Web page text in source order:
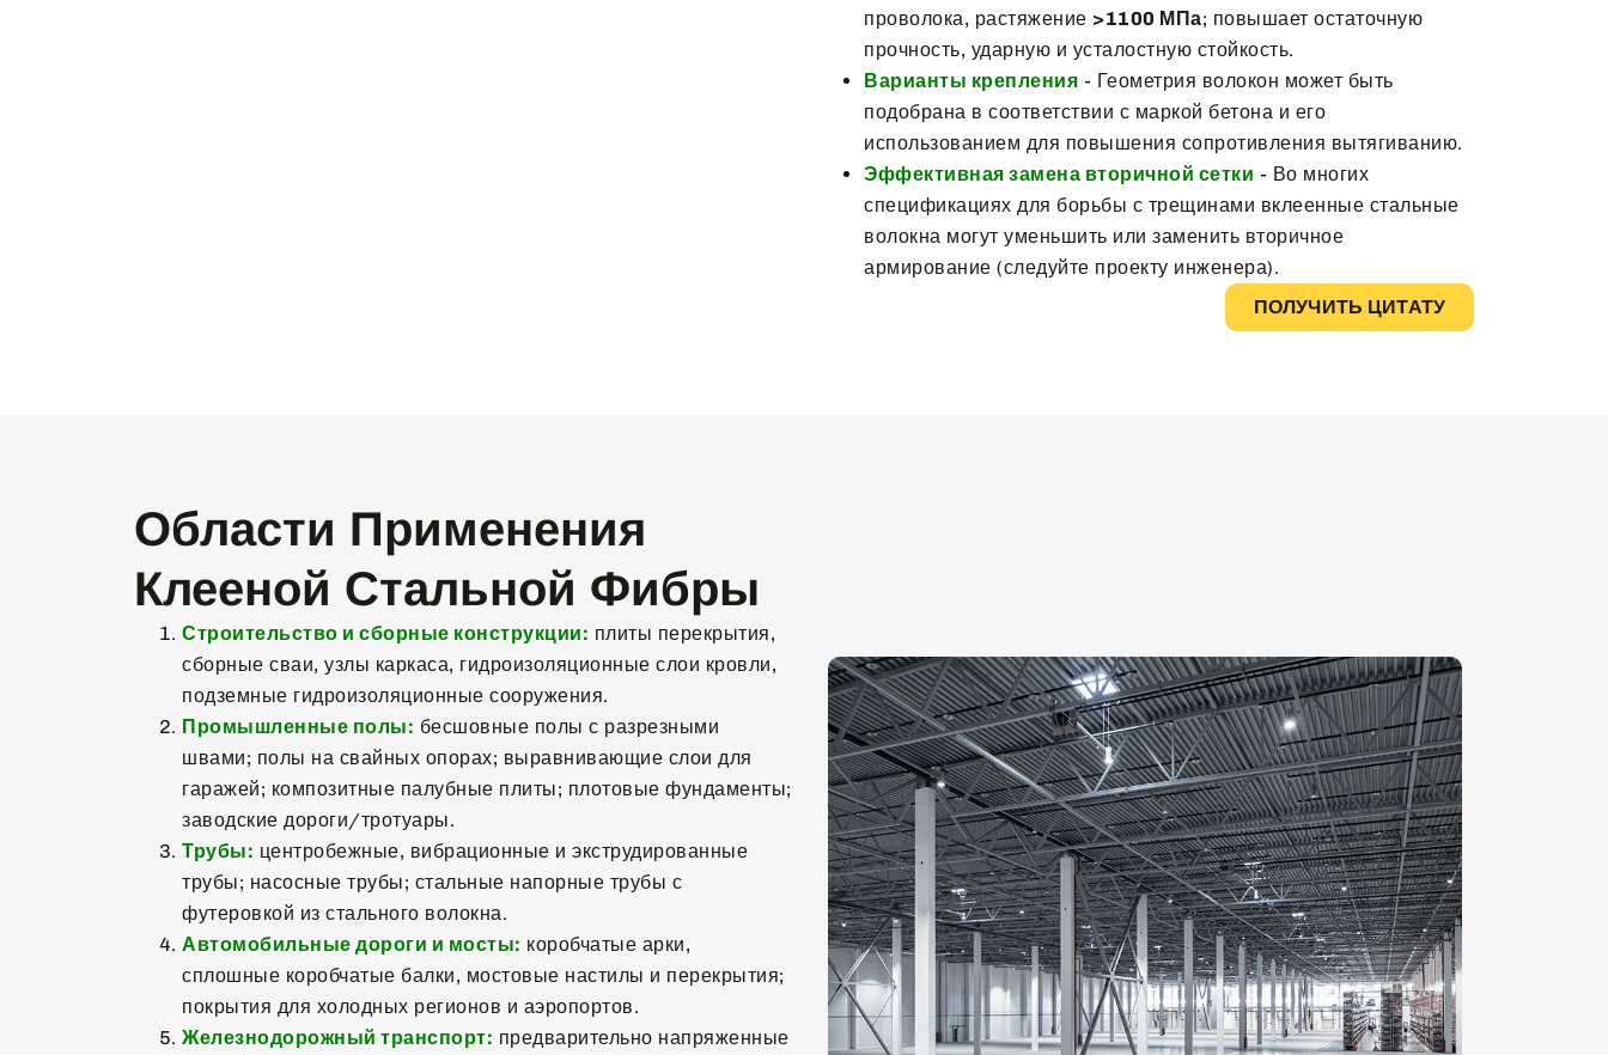
проволока, растяжение >1100 МПа; повышает остаточную
прочность, ударную и усталостную стойкость.
Варианты крепления - Геометрия волокон может быть
подобрана в соответствии с маркой бетона и его
использованием для повышения сопротивления вытягиванию.
Эффективная замена вторичной сетки - Во многих
спецификациях для борьбы с трещинами вклеенные стальные
волокна могут уменьшить или заменить вторичное
армирование (следуйте проекту инженера).
ПОЛУЧИТЬ ЦИТАТУ
Области Применения
Клееной Стальной Фибры
Строительство и сборные конструкции: плиты перекрытия,
сборные сваи, узлы каркаса, гидроизоляционные слои кровли,
подземные гидроизоляционные сооружения.
Промышленные полы: бесшовные полы с разрезными
швами; полы на свайных опорах; выравнивающие слои для
гаражей; композитные палубные плиты; плотовые фундаменты;
заводские дороги/тротуары.
Трубы: центробежные, вибрационные и экструдированные
трубы; насосные трубы; стальные напорные трубы с
футеровкой из стального волокна.
Автомобильные дороги и мосты: коробчатые арки,
сплошные коробчатые балки, мостовые настилы и перекрытия;
покрытия для холодных регионов и аэропортов.
Железнодорожный транспорт: предварительно напряженные